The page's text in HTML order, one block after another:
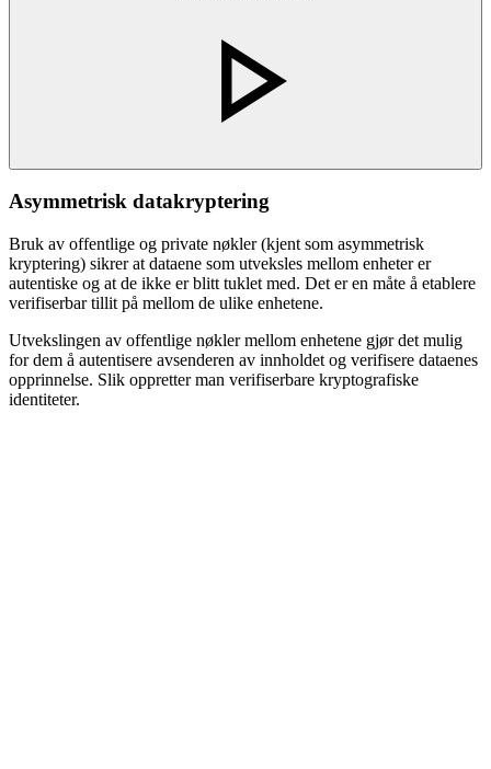
Asymmetrisk datakryptering
Bruk av offentlige og private nøkler (kjent som asymmetrisk
kryptering) sikrer at dataene som utveksles mellom enheter er
autentiske og at de ikke er blitt tuklet med. Det er en måte å etablere
verifiserbar tillit på mellom de ulike enhetene.
Utvekslingen av offentlige nøkler mellom enhetene gjør det mulig
for dem å autentisere avsenderen av innholdet og verifisere dataenes
opprinnelse. Slik oppretter man verifiserbare kryptografiske
identiteter.